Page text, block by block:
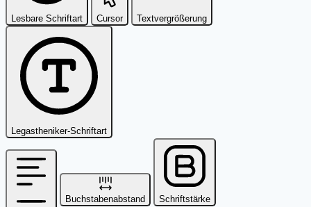
Lesbare Schriftart Cursor Textvergrößerung
Legastheniker-Schriftart
Buchstabenabstand Schriftstärke